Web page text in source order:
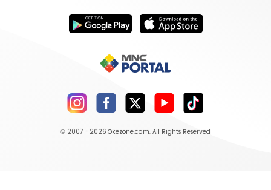
© 2007 - 2026 Okezone.com, All Rights Reserved